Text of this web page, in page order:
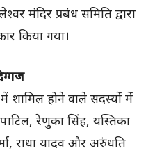
मंदिर प्रबंध समिति द्वारा
किया गया।
शामिल होने वाले सदस्यों में
रेणुका सिंह, यस्तिका
राधा यादव और अरुंधति